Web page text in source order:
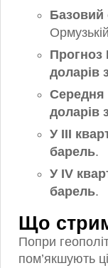
Базовий
Прогноз
доларів
Середня
доларів
У III
барель.
У IV
барель.
Що
Попри
пом’якшують